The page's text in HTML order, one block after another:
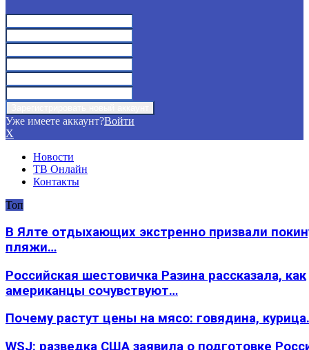
Уже имеете аккаунт?Войти
X
Новости
ТВ Онлайн
Контакты
Топ
В Ялте отдыхающих экстренно призвали
пляжи…
Российская шестовичка Разина рассказала, как
американцы сочувствуют…
Почему растут цены на мясо: говядина,
WSJ: разведка США заявила о подготовке